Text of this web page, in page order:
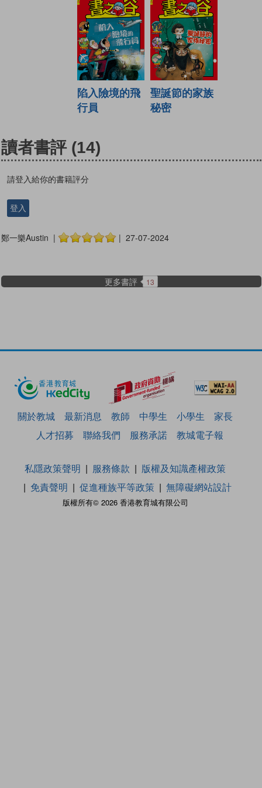
陷入險境的飛
行員
聖誕節的家族
秘密
讀者書評 (14)
請登入給你的書籍評分
登入
鄭一樂Austin | | 27-07-2024
更多書評 13
關於教城 最新消息 教師 中學生 小學生
家長
人才招募
聯絡我們 服務承諾 教城電子報
版權所有© 2026 香港教育城有限公司
私隱政策聲明 服務條款
版權及知識產權政策
免責聲明
促進種族平等政策 無障礙網站設計